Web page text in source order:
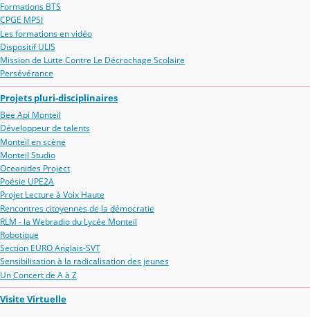
Formations BTS
CPGE MPSI
Les formations en vidéo
Dispositif ULIS
Mission de Lutte Contre Le Décrochage Scolaire
Persévérance
Projets pluri-disciplinaires
Bee Api Monteil
Développeur de talents
Monteil en scène
Monteil Studio
Oceanides Project
Poésie UPE2A
Projet Lecture à Voix Haute
Rencontres citoyennes de la démocratie
RLM - la Webradio du Lycée Monteil
Robotique
Section EURO Anglais-SVT
Sensibilisation à la radicalisation des jeunes
Un Concert de A à Z
Visite Virtuelle